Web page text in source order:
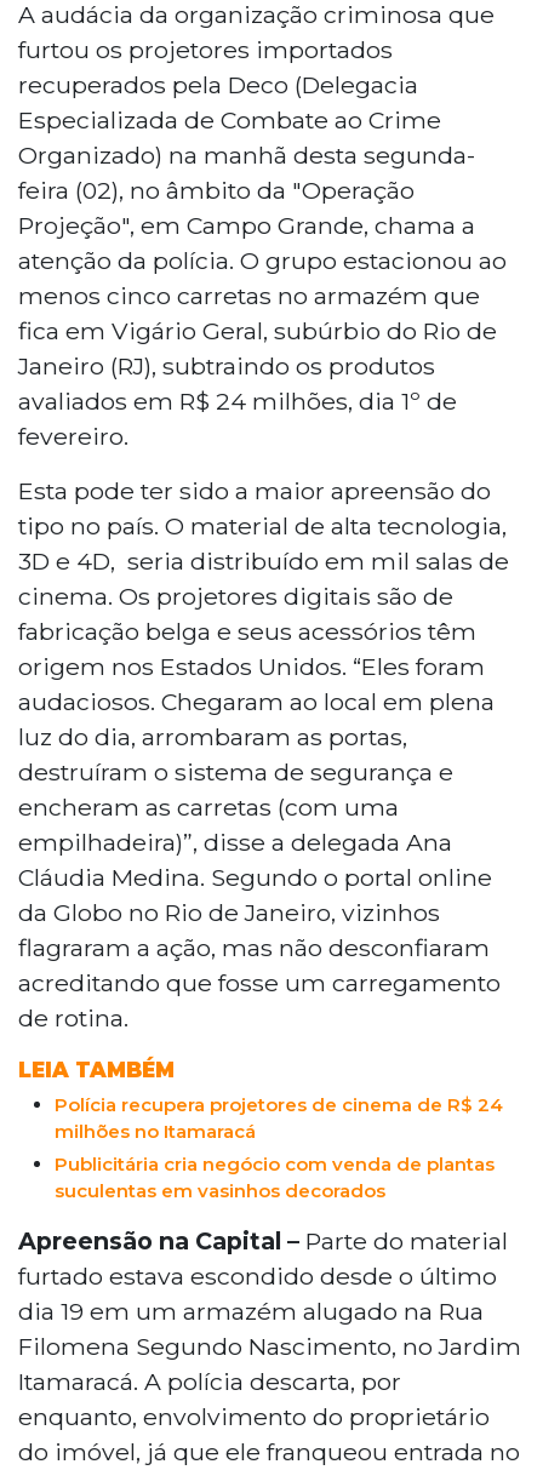
A audácia da organização criminosa que
furtou os projetores importados
recuperados pela Deco (Delegacia
Especializada de Combate ao Crime
Organizado) na manhã desta segunda-
feira (02), no âmbito da "Operação
Projeção", em Campo Grande, chama a
atenção da polícia. O grupo estacionou ao
menos cinco carretas no armazém que
fica em Vigário Geral, subúrbio do Rio de
Janeiro (RJ), subtraindo os produtos
avaliados em R$ 24 milhões, dia 1º de
fevereiro.
Esta pode ter sido a maior apreensão do
tipo no país. O material de alta tecnologia,
3D e 4D, seria distribuído em mil salas de
cinema. Os projetores digitais são de
fabricação belga e seus acessórios têm
origem nos Estados Unidos. “Eles foram
audaciosos. Chegaram ao local em plena
luz do dia, arrombaram as portas,
destruíram o sistema de segurança e
encheram as carretas (com uma
empilhadeira)”, disse a delegada Ana
Cláudia Medina. Segundo o portal online
da Globo no Rio de Janeiro, vizinhos
flagraram a ação, mas não desconfiaram
acreditando que fosse um carregamento
de rotina.
LEIA TAMBÉM
Polícia recupera projetores de cinema de R$ 24
milhões no Itamaracá
Publicitária cria negócio com venda de plantas
suculentas em vasinhos decorados
Apreensão na Capital – Parte do material
furtado estava escondido desde o último
dia 19 em um armazém alugado na Rua
Filomena Segundo Nascimento, no Jardim
Itamaracá. A polícia descarta, por
enquanto, envolvimento do proprietário
do imóvel, já que ele franqueou entrada no